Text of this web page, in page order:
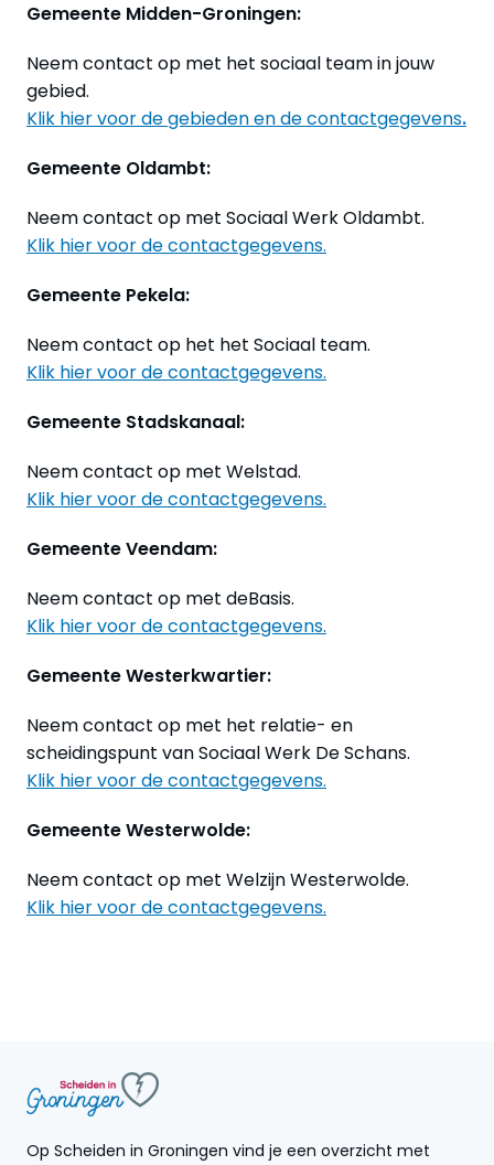
Gemeente Midden-Groningen:
Neem contact op met het sociaal team in jouw
gebied.
Klik hier voor de gebieden en de contactgegevens.
Gemeente Oldambt:
Neem contact op met Sociaal Werk Oldambt.
Klik hier voor de contactgegevens.
Gemeente Pekela:
Neem contact op het het Sociaal team.
Klik hier voor de contactgegevens.
Gemeente Stadskanaal:
Neem contact op met Welstad.
Klik hier voor de contactgegevens.
Gemeente Veendam:
Neem contact op met deBasis.
Klik hier voor de contactgegevens.
Gemeente Westerkwartier:
Neem contact op met het relatie- en
scheidingspunt van Sociaal Werk De Schans.
Klik hier voor de contactgegevens.
Gemeente Westerwolde:
Neem contact op met Welzijn Westerwolde.
Klik hier voor de contactgegevens.
Op Scheiden in Groningen vind je een overzicht met